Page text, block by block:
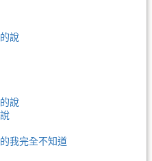
說
說
我完全不知道